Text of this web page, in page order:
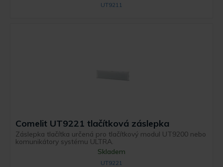
UT9211
Comelit UT9221 tlačítková záslepka
Záslepka tlačítka určená pro tlačítkový modul UT9200 nebo
komunikátory systému ULTRA.
Skladem
UT9221